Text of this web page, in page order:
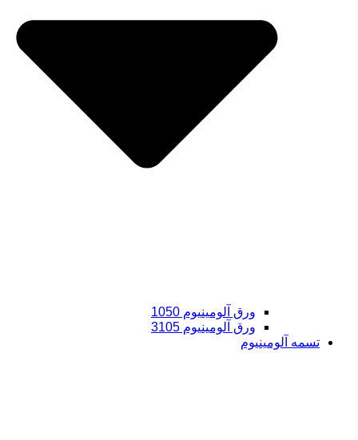
ورق آلومینیوم 1050
ورق آلومینیوم 3105
تسمه آلومینیوم